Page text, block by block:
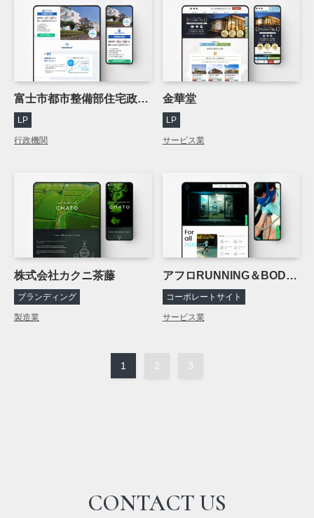
富士市都市整備部住宅政策課
LP
行政機関
金華堂
LP
サービス業
株式会社カクニ茶藤
ブランディング
製造業
コーポレートサイト
サービス業
1 2 3
CONTACT US